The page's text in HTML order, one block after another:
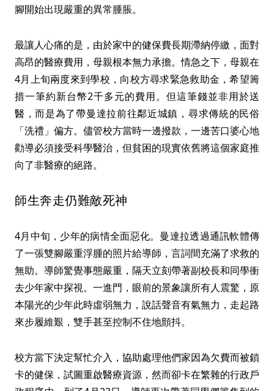
腳開始出現嚴重的異常腫脹。
最讓人心痛的是，由於家中的健保費長期滯納停繳，面對
高昂的醫療費用，母親根本無力承擔。情急之下，母親在
4月上旬兩度來到學校，向校方尋求緊急救助金，希望籌
措一筆約新台幣2千多元的費用。但這筆錢並非用於送
醫，而是為了帶曼達拉前往鄰近城鎮，尋求傳統的民俗
「洗禮」偏方。儘管校方當時一邊撥款，一邊苦口婆心地
勸導必須接受科學醫治，但貧困的現實依舊將這個家庭推
向了非醫療的絕路。
師生奔走仍難敵死神
4月中旬，少年的病情全面惡化。曼達拉透過通訊軟體傳
了一張雙腳嚴重浮腫的照片給導師，言詞間充滿了求救的
無助。導師驚覺事態嚴重，隔天立刻帶著副校長和同學衝
去少年家中探視。一進門，眼前的景象讓所有人震驚，原
本陽光的少年此時虛弱無力，說話聲音有氣無力，走起路
來步履維艱，雙手甚至控制不住地顫抖。
校方當下決定幫忙介入，協助處理他們家因為欠費而被鎖
卡的健保，試圖重啟醫療資源，然而卻卡在繁雜的行政戶